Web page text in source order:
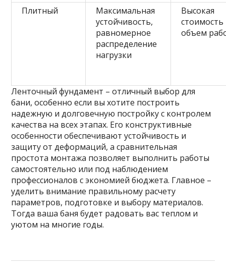
Плитный
Максимальная
устойчивость,
равномерное
распределение
нагрузки
Высокая
стоимость
объем
Ленточный фундамент – отличный выбор для
бани, особенно если вы хотите построить
надежную и долговечную постройку с контролем
качества на всех этапах. Его конструктивные
особенности обеспечивают устойчивость и
защиту от деформаций, а сравнительная
простота монтажа позволяет выполнить работы
самостоятельно или под наблюдением
профессионалов с экономией бюджета. Главное –
уделить внимание правильному расчету
параметров, подготовке и выбору материалов.
Тогда ваша баня будет радовать вас теплом и
уютом на многие годы.